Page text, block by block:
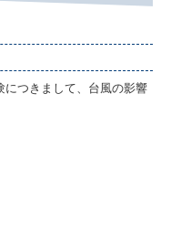
につきまして、台風の影響